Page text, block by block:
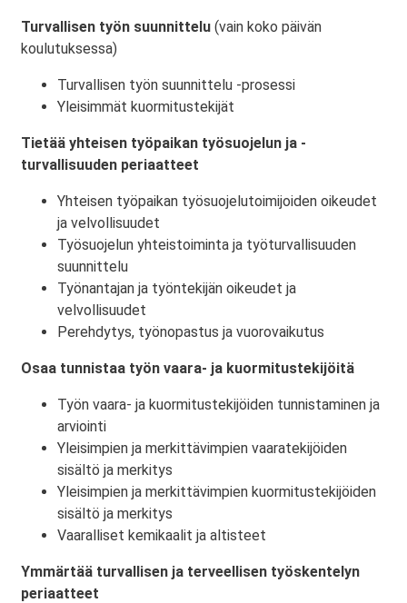
Turvallisen työn suunnittelu (vain koko päivän
koulutuksessa)
Turvallisen työn suunnittelu -prosessi
Yleisimmät kuormitustekijät
Tietää yhteisen työpaikan työsuojelun ja -
turvallisuuden periaatteet
Yhteisen työpaikan työsuojelutoimijoiden oikeudet
ja velvollisuudet
Työsuojelun yhteistoiminta ja työturvallisuuden
suunnittelu
Työnantajan ja työntekijän oikeudet ja
velvollisuudet
Perehdytys, työnopastus ja vuorovaikutus
Osaa tunnistaa työn vaara- ja kuormitustekijöitä
Työn vaara- ja kuormitustekijöiden tunnistaminen ja
arviointi
Yleisimpien ja merkittävimpien vaaratekijöiden
sisältö ja merkitys
Yleisimpien ja merkittävimpien kuormitustekijöiden
sisältö ja merkitys
Vaaralliset kemikaalit ja altisteet
Ymmärtää turvallisen ja terveellisen työskentelyn
periaatteet